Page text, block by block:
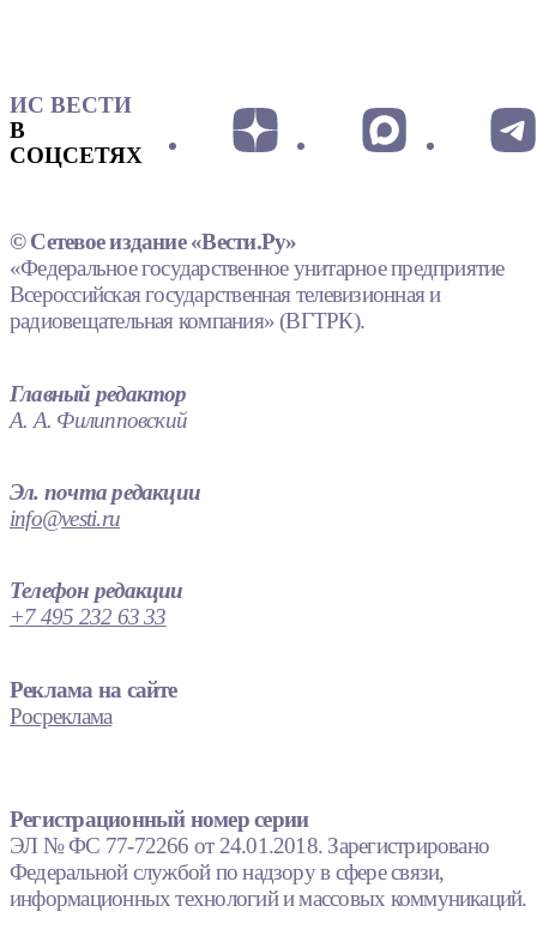
ИС ВЕСТИ
В
СОЦСЕТЯХ
© Сетевое издание «Вести.Ру»
«Федеральное государственное унитарное предприятие
Всероссийская государственная телевизионная и
радиовещательная компания» (ВГТРК).
Главный редактор
А. А. Филипповский
Эл. почта редакции
info@vesti.ru
Телефон редакции
+7 495 232 63 33
Реклама на сайте
Росреклама
Регистрационный номер серии
ЭЛ № ФС 77-72266 от 24.01.2018. Зарегистрировано
Федеральной службой по надзору в сфере связи,
информационных технологий и массовых коммуникаций.